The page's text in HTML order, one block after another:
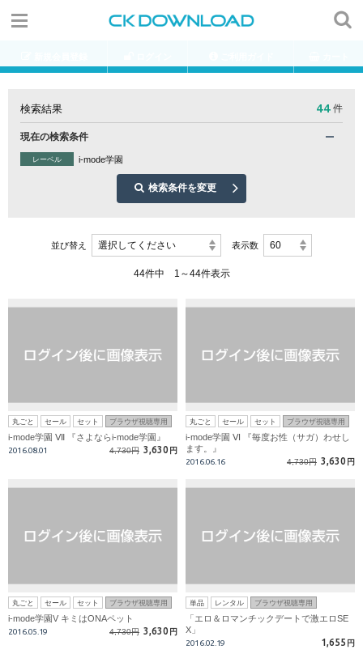
検索結果 44 件
現在の検索条件
レーベル i-mode学園
検索条件を変更
並び替え 選択してください 表示数 60
44件中 1～44件表示
丸ごと セール セット ブラウザ視聴専用
i-mode学園 Ⅶ 『さよならi-mode学園』
2016.08.01 4,730円 3,630 円
丸ごと セール セット ブラウザ視聴専用
i-mode学園 Ⅵ 『毎度お性（サガ）わせし
ます。』
2016.06.16 4,730円 3,630 円
丸ごと セール セット ブラウザ視聴専用
i-mode学園V キミはONAペット
2016.05.19 4,730円 3,630 円
単品 レンタル ブラウザ視聴専用
「エロ＆ロマンチックデートで激エロSE
X」
2016.02.19 1,655 円